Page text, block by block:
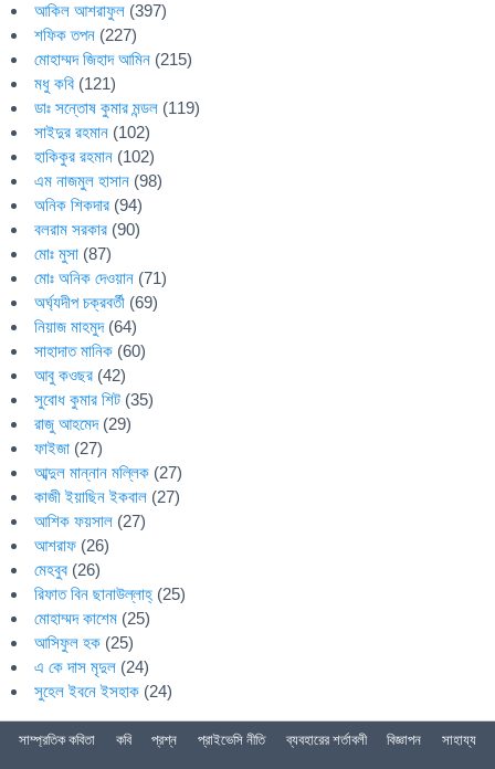
আকিল আশরাফুল (397)
শফিক তপন (227)
মোহাম্মদ জিহাদ আমিন (215)
মধু কবি (121)
ডাঃ সন্তোষ কুমার মন্ডল (119)
সাইদুর রহমান (102)
হাকিকুর রহমান (102)
এম নাজমুল হাসান (98)
অনিক শিকদার (94)
বলরাম সরকার (90)
মোঃ মুসা (87)
মোঃ অনিক দেওয়ান (71)
অর্ঘ্যদীপ চক্রবর্তী (69)
নিয়াজ মাহমুদ(64)
সাহাদাত মানিক (60)
আবু কওছর (42)
সুবোধ কুমার শিট (35)
রাজু আহমেদ(29)
ফাইজা (27)
আব্দুল মান্নান মল্লিক (27)
কাজী ইয়াছিন ইকবাল (27)
আশিক ফয়সাল (27)
আশরাফ (26)
মেহবুব (26)
রিফাত বিন ছানাউল্লাহ্ (25)
মোহাম্মদ কাশেম (25)
আসিফুল হক (25)
এ কে দাস মৃদুল (24)
সুহেল ইবনে ইসহাক (24)
সাম্প্রতিক কবিতা কবি প্রশ্ন প্রাইভেসি নীতি ব্যবহারের শর্তাবলী বিজ্ঞাপন
সাহায্য